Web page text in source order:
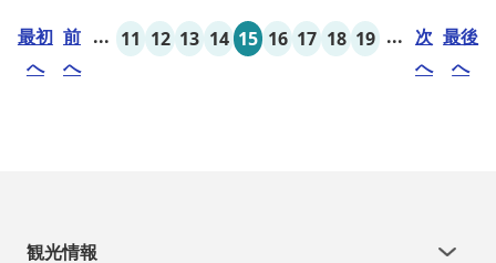
最初
へ
前
へ
... 11 12 13 14 15 16 17 18 19 ... 次
へ
最後
へ
観光情報